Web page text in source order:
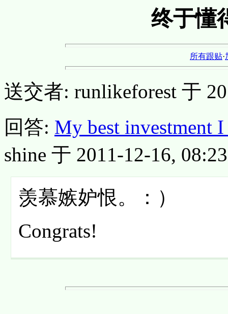
终于懂
所有跟贴·
送交者: runlikeforest 于
回答: My best investment
shine 于 2011-12-16,
羡慕嫉妒恨。：）
Congrats!